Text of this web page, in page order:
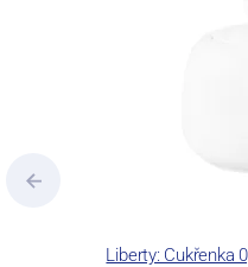
Liberty: Cukřenka